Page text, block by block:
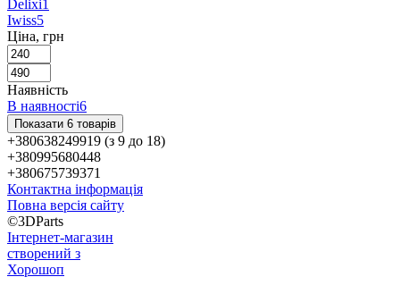
Delixi1
Iwiss5
Ціна, грн
Наявність
В наявності6
Показати 6 товарів
+380638249919 (з 9 до 18)
+380995680448
+380675739371
Контактна інформація
Повна версія сайту
©3DParts
Інтернет-магазин
створений з
Хорошоп